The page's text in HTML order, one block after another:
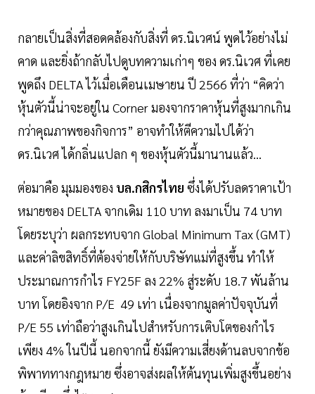
กลายเป็นสิ่งที่สอดคล้องกับสิ่งที่ ดร.นิเวศน์ พูดไว้อย่างไม่
คาด และยิ่งถ้ากลับไปดูบทความเก่าๆ ของ ดร.นิเวศ ที่เคย
พูดถึง DELTA ไว้เมื่อเดือนเมษายน ปี 2566 ที่ว่า “คิดว่า
หุ้นตัวนี้น่าจะอยู่ใน Corner มองจากราคาหุ้นที่สูงมากเกิน
กว่าคุณภาพของกิจการ” อาจทำให้ตีความไปได้ว่า
ดร.นิเวศ ได้กลิ่นแปลก ๆ ของหุ้นตัวนี้มานานแล้ว...
ต่อมาคือ มุมมองของ บล.กสิกรไทย ซึ่งได้ปรับลดราคาเป้า
หมายของ DELTA จากเดิม 110 บาท ลงมาเป็น 74 บาท
โดยระบุว่า ผลกระทบจาก Global Minimum Tax (GMT)
และค่าลิขสิทธิ์ที่ต้องจ่ายให้กับบริษัทแม่ที่สูงขึ้น ทำให้
ประมาณการกำไร FY25F ลง 22% สู่ระดับ 18.7 พันล้าน
บาท โดยอิงจาก P/E 49 เท่า เนื่องจากมูลค่าปัจจุบันที่
P/E 55 เท่าถือว่าสูงเกินไปสำหรับการเติบโตของกำไร
เพียง 4% ในปีนี้ นอกจากนี้ ยังมีความเสี่ยงด้านลบจากข้อ
พิพาททางกฎหมาย ซึ่งอาจส่งผลให้ต้นทุนเพิ่มสูงขึ้นอย่าง